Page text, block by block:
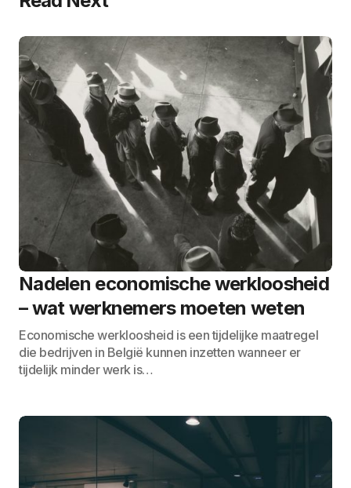
Nadelen economische werkloosheid
– wat werknemers moeten weten
Economische werkloosheid is een tijdelijke maatregel
die bedrijven in België kunnen inzetten wanneer er
tijdelijk minder werk is…